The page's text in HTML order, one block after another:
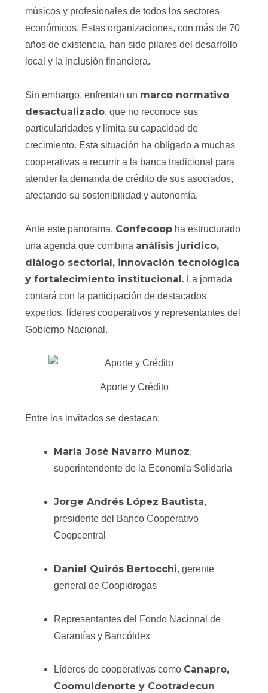
músicos y profesionales de todos los sectores
económicos. Estas organizaciones, con más de 70
años de existencia, han sido pilares del desarrollo
local y la inclusión financiera.
Sin embargo, enfrentan un marco normativo
desactualizado, que no reconoce sus
particularidades y limita su capacidad de
crecimiento. Esta situación ha obligado a muchas
cooperativas a recurrir a la banca tradicional para
atender la demanda de crédito de sus asociados,
afectando su sostenibilidad y autonomía.
Ante este panorama, Confecoop ha estructurado
una agenda que combina análisis jurídico,
diálogo sectorial, innovación tecnológica
y fortalecimiento institucional. La jornada
contará con la participación de destacados
expertos, líderes cooperativos y representantes del
Gobierno Nacional.
Aporte y Crédito
Entre los invitados se destacan:
María José Navarro Muñoz,
superintendente de la Economía Solidaria
Jorge Andrés López Bautista,
presidente del Banco Cooperativo
Coopcentral
Daniel Quirós Bertocchi, gerente
general de Coopidrogas
Representantes del Fondo Nacional de
Garantías y Bancóldex
Líderes de cooperativas como Canapro,
Coomuldenorte y Cootradecun